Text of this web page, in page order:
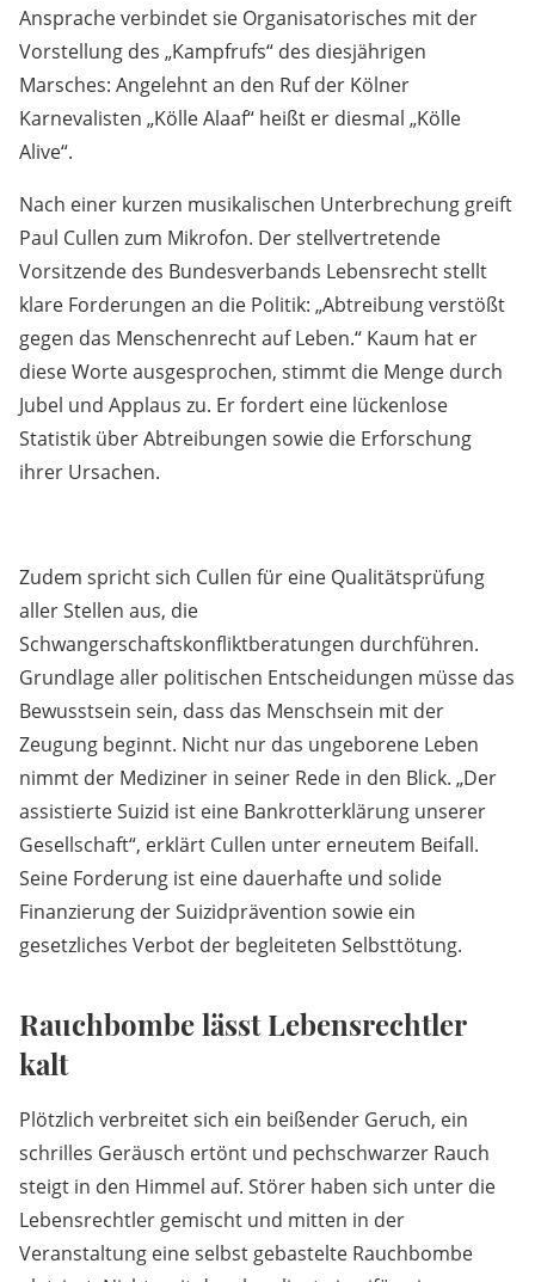
Ansprache verbindet sie Organisatorisches mit der
Vorstellung des „Kampfrufs“ des diesjährigen
Marsches: Angelehnt an den Ruf der Kölner
Karnevalisten „Kölle Alaaf“ heißt er diesmal „Kölle
Alive“.
Nach einer kurzen musikalischen Unterbrechung greift
Paul Cullen zum Mikrofon. Der stellvertretende
Vorsitzende des Bundesverbands Lebensrecht stellt
klare Forderungen an die Politik: „Abtreibung verstößt
gegen das Menschenrecht auf Leben.“ Kaum hat er
diese Worte ausgesprochen, stimmt die Menge durch
Jubel und Applaus zu. Er fordert eine lückenlose
Statistik über Abtreibungen sowie die Erforschung
ihrer Ursachen.
Zudem spricht sich Cullen für eine Qualitätsprüfung
aller Stellen aus, die
Schwangerschaftskonfliktberatungen durchführen.
Grundlage aller politischen Entscheidungen müsse das
Bewusstsein sein, dass das Menschsein mit der
Zeugung beginnt. Nicht nur das ungeborene Leben
nimmt der Mediziner in seiner Rede in den Blick. „Der
assistierte Suizid ist eine Bankrotterklärung unserer
Gesellschaft“, erklärt Cullen unter erneutem Beifall.
Seine Forderung ist eine dauerhafte und solide
Finanzierung der Suizidprävention sowie ein
gesetzliches Verbot der begleiteten Selbsttötung.
Rauchbombe lässt Lebensrechtler
kalt
Plötzlich verbreitet sich ein beißender Geruch, ein
schrilles Geräusch ertönt und pechschwarzer Rauch
steigt in den Himmel auf. Störer haben sich unter die
Lebensrechtler gemischt und mitten in der
Veranstaltung eine selbst gebastelte Rauchbombe